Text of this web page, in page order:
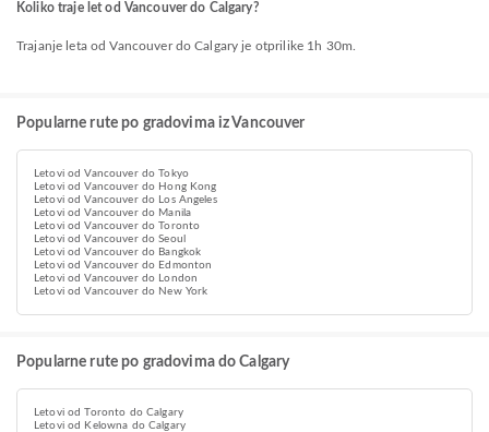
Koliko traje let od Vancouver do Calgary?
Trajanje leta od Vancouver do Calgary je otprilike 1h 30m.
Popularne rute po gradovima iz Vancouver
Letovi od Vancouver do Tokyo
Letovi od Vancouver do Hong Kong
Letovi od Vancouver do Los Angeles
Letovi od Vancouver do Manila
Letovi od Vancouver do Toronto
Letovi od Vancouver do Seoul
Letovi od Vancouver do Bangkok
Letovi od Vancouver do Edmonton
Letovi od Vancouver do London
Letovi od Vancouver do New York
Popularne rute po gradovima do Calgary
Letovi od Toronto do Calgary
Letovi od Kelowna do Calgary